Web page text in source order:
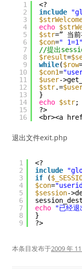
1
2
3
4
5
6
7
8
9
10
11
12
13
14
15
16
<?
include
echo
$str=” 当前
$con=" 1=1"
//提出
$result=
while($row
$con1=
$user-
$str.=
}
echo $str;
?>
<br><a
退出文件exit.php
1
2
3
4
5
6
7
8
9
<?
include
if
(
$con=
$session-
echo
"已经退
}
?>
本条目发布于2009 年